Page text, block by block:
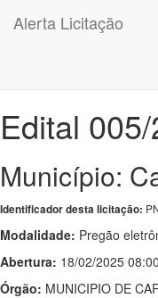
Alerta Licitação
Edital
Município:
Identificador desta licitação:
Modalidade: Pregão
Abertura: 18/02/2025 08:00
Órgão: MUNICIPIO DE